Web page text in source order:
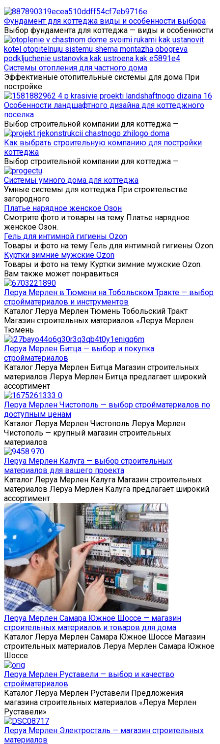
Фундамент для коттеджа виды и особенности выбора
Выбор фундамента для коттеджа — виды и особенности
Системы отопления для частного дома
Эффективные отопительные системы для дома При
постройке
Особенности ландшафтного дизайна для коттеджного
поселка
Выбор строительной компании для коттеджа —
Как выбрать строительную компанию для постройки
коттеджа
Выбор строительной компании для коттеджа —
Системы умного дома для коттеджа
Умные системы для коттеджа При строительстве
загородного
Платье нарядное женское Озон
Смотрите фото и товары на тему Платье нарядное
женское Озон.
Гель для интимной гигиены Ozon
Товары и фото на тему Гель для интимной гигиены Ozon.
Куртки зимние мужские Ozon
Товары и фото на тему Куртки зимние мужские Ozon.
Вам также может понравиться
Леруа Мерлен в Тюмени на Тобольском Тракте — выбор
стройматериалов и инструментов
Каталог Леруа Мерлен Тюмень Тобольский Тракт
Магазин строительных материалов «Леруа Мерлен
Тюмень
Леруа Мерлен Битца — выбор и покупка
стройматериалов
Каталог Леруа Мерлен Битца Магазин строительных
материалов Леруа Мерлен Битца предлагает широкий
ассортимент
Леруа Мерлен Чистополь — выбор стройматериалов по
доступным ценам
Каталог Леруа Мерлен Чистополь Леруа Мерлен
Чистополь — крупный магазин строительных
материалов
Леруа Мерлен Калуга — выбор строительных
материалов для вашего проекта
Каталог Леруа Мерлен Калуга Магазин строительных
материалов Леруа Мерлен Калуга предлагает широкий
ассортимент
Леруа Мерлен Самара Южное Шоссе — магазин
строительных материалов и товаров для дома
Каталог Леруа Мерлен Самара Южное Шоссе Магазин
строительных материалов Леруа Мерлен Самара Южное
Шоссе
Леруа Мерлен Руставели — выбор и качество
стройматериалов
Каталог Леруа Мерлен Руставели Предложения
магазина строительных материалов «Леруа Мерлен
Руставели»
Леруа Мерлен Электросталь — магазин строительных
материалов